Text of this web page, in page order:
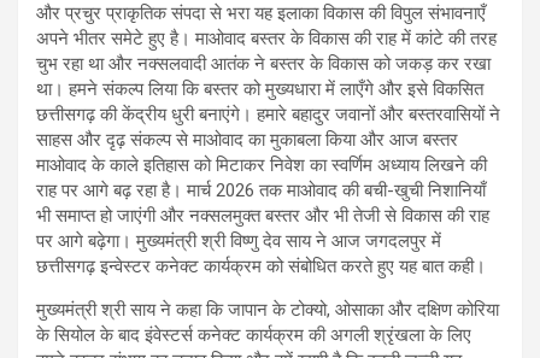
और प्रचुर प्राकृतिक संपदा से भरा यह इलाका विकास की विपुल संभावनाएँ
अपने भीतर समेटे हुए है। माओवाद बस्तर के विकास की राह में कांटे की तरह
चुभ रहा था और नक्सलवादी आतंक ने बस्तर के विकास को जकड़ कर रखा
था। हमने संकल्प लिया कि बस्तर को मुख्यधारा में लाएँगे और इसे विकसित
छत्तीसगढ़ की केंद्रीय धुरी बनाएंगे। हमारे बहादुर जवानों और बस्तरवासियों ने
साहस और दृढ़ संकल्प से माओवाद का मुकाबला किया और आज बस्तर
माओवाद के काले इतिहास को मिटाकर निवेश का स्वर्णिम अध्याय लिखने की
राह पर आगे बढ़ रहा है। मार्च 2026 तक माओवाद की बची-खुची निशानियाँ
भी समाप्त हो जाएंगी और नक्सलमुक्त बस्तर और भी तेजी से विकास की राह
पर आगे बढ़ेगा। मुख्यमंत्री श्री विष्णु देव साय ने आज जगदलपुर में
छत्तीसगढ़ इन्वेस्टर कनेक्ट कार्यक्रम को संबोधित करते हुए यह बात कही।
मुख्यमंत्री श्री साय ने कहा कि जापान के टोक्यो, ओसाका और दक्षिण कोरिया
के सियोल के बाद इंवेस्टर्स कनेक्ट कार्यक्रम की अगली श्रृंखला के लिए